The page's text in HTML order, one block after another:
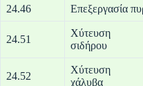
24.46 Επεξεργασία
24.51
Χύτευση
24.52
Χύτευση